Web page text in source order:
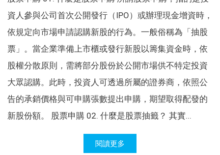
資人參與公司首次公開發行（IPO）或辦理現金增資時，
依規定向市場申請認購新股的行為。一般俗稱為「抽股
票」。當企業準備上市櫃或發行新股以籌集資金時，依
股權分散原則，需將部分股份於公開市場供不特定投資
大眾認購。此時，投資人可透過所屬的證券商，依照公
告的承銷價格與可申購張數提出申購，期望取得配發的
新股份額。 股票申購 02. 什麼是股票抽籤？ 其實...
閱讀更多